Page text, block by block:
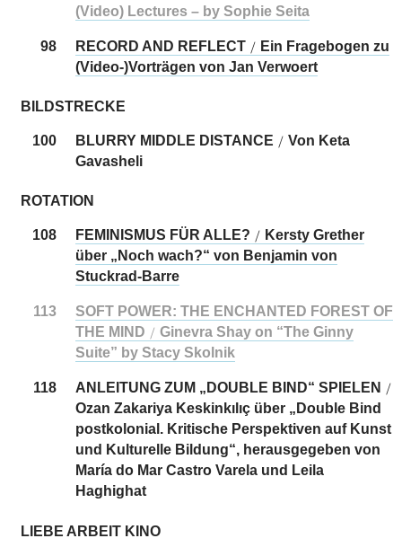
(Video) Lectures – by Sophie Seita
98 RECORD AND REFLECT / Ein Fragebogen zu
(Video-)Vorträgen von Jan Verwoert
BILDSTRECKE
100 BLURRY MIDDLE DISTANCE / Von Keta
Gavasheli
ROTATION
108 FEMINISMUS FÜR ALLE? / Kersty Grether
über „Noch wach?“ von Benjamin von
Stuckrad-Barre
113
SOFT POWER: THE ENCHANTED FOREST OF
THE MIND / Ginevra Shay on “The Ginny
Suite” by Stacy Skolnik
118 ANLEITUNG ZUM „DOUBLE BIND“ SPIELEN /
Ozan Zakariya Keskinkılıç über „Double Bind
postkolonial. Kritische ­Perspektiven auf Kunst
und Kulturelle Bildung“, herausgegeben von
María do Mar Castro Varela und Leila
Haghighat
LIEBE ARBEIT KINO